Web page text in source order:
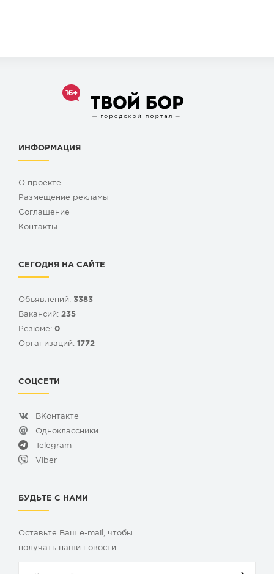
ИНФОРМАЦИЯ
О проекте
Размещение рекламы
Cоглашение
Контакты
СЕГОДНЯ НА САЙТЕ
Объявлений: 3383
Вакансий: 235
Резюме: 0
Организаций: 1772
СОЦСЕТИ
ВКонтакте
Одноклассники
Telegram
Viber
БУДЬТЕ С НАМИ
Оставьте Ваш e-mail, чтобы
получать наши новости